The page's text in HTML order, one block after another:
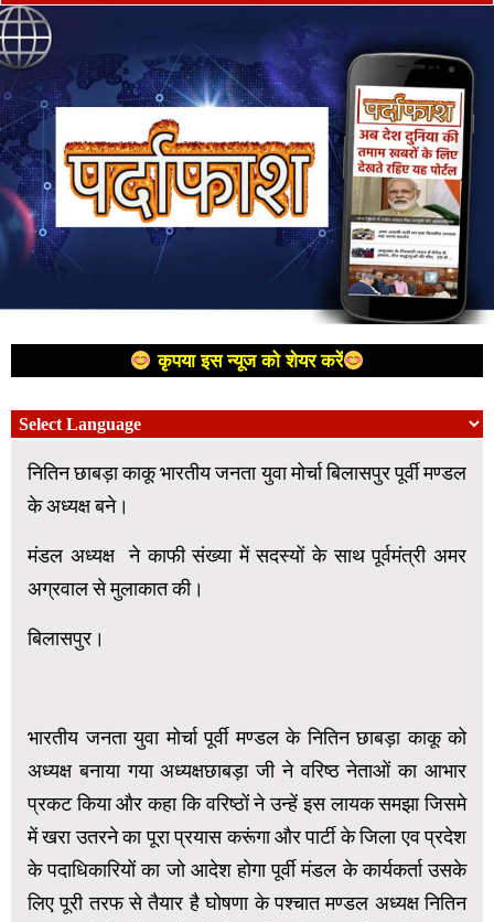
कृपया इस न्यूज को शेयर करें
नितिन छाबड़ा काकू भारतीय जनता युवा मोर्चा बिलासपुर पूर्वी मण्डल
के अध्यक्ष बने।
मंडल अध्यक्ष ने काफी संख्या में सदस्यों के साथ पूर्वमंत्री अमर
अग्रवाल से मुलाकात की।
बिलासपुर।
भारतीय जनता युवा मोर्चा पूर्वी मण्डल के नितिन छाबड़ा काकू को
अध्यक्ष बनाया गया अध्यक्षछाबड़ा जी ने वरिष्ठ नेताओं का आभार
प्रकट किया और कहा कि वरिष्ठों ने उन्हें इस लायक समझा जिसमे
में खरा उतरने का पूरा प्रयास करूंगा और पार्टी के जिला एव प्रदेश
के पदाधिकारियों का जो आदेश होगा पूर्वी मंडल के कार्यकर्ता उसके
लिए पूरी तरफ से तैयार है घोषणा के पश्चात मण्डल अध्यक्ष नितिन